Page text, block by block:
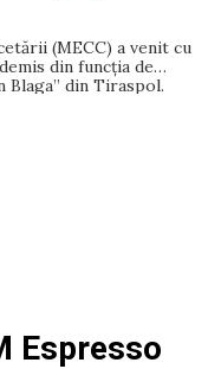
(MECC) a venit cu
din funcția de
din Tiraspol.
a respecta legislația
Espresso